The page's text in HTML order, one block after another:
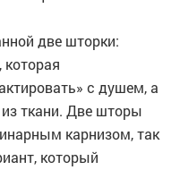
две шторки:
с душем, а
ткани. Две шторы
карнизом, так
который